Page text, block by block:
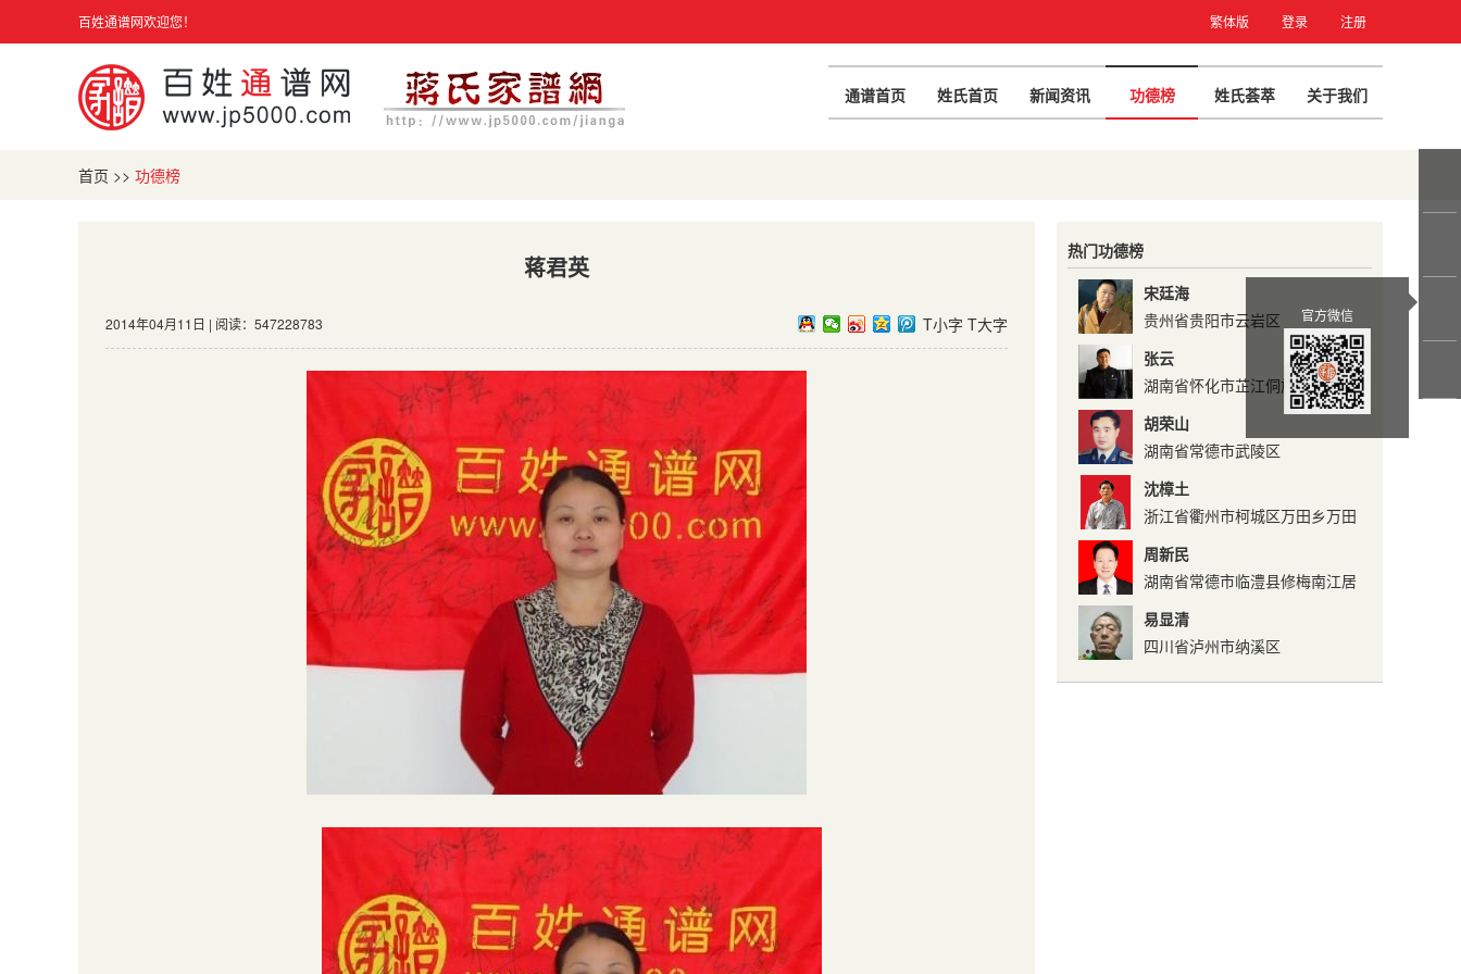
百姓通谱网欢迎您！ 繁体版 登录 注册
通谱首页 姓氏首页 新闻资讯 功德榜 姓氏荟萃 关于我们
首页 >> 功德榜
蒋君英
2014年04月11日 | 阅读：547228783 T小字 T大字
热门功德榜
宋廷海
贵州省贵阳市云岩区
张云
湖南省怀化市芷江侗族自治县芷
江镇南街居委 ...
胡荣山
湖南省常德市武陵区
沈樟土
浙江省衢州市柯城区万田乡万田
村
周新民
湖南省常德市临澧县修梅南江居
委会
易显清
四川省泸州市纳溪区
官方微信